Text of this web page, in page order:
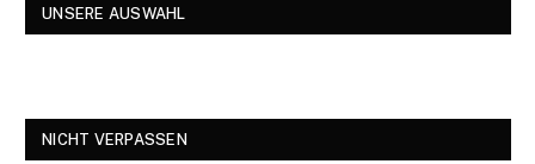
UNSERE AUSWAHL
NICHT VERPASSEN